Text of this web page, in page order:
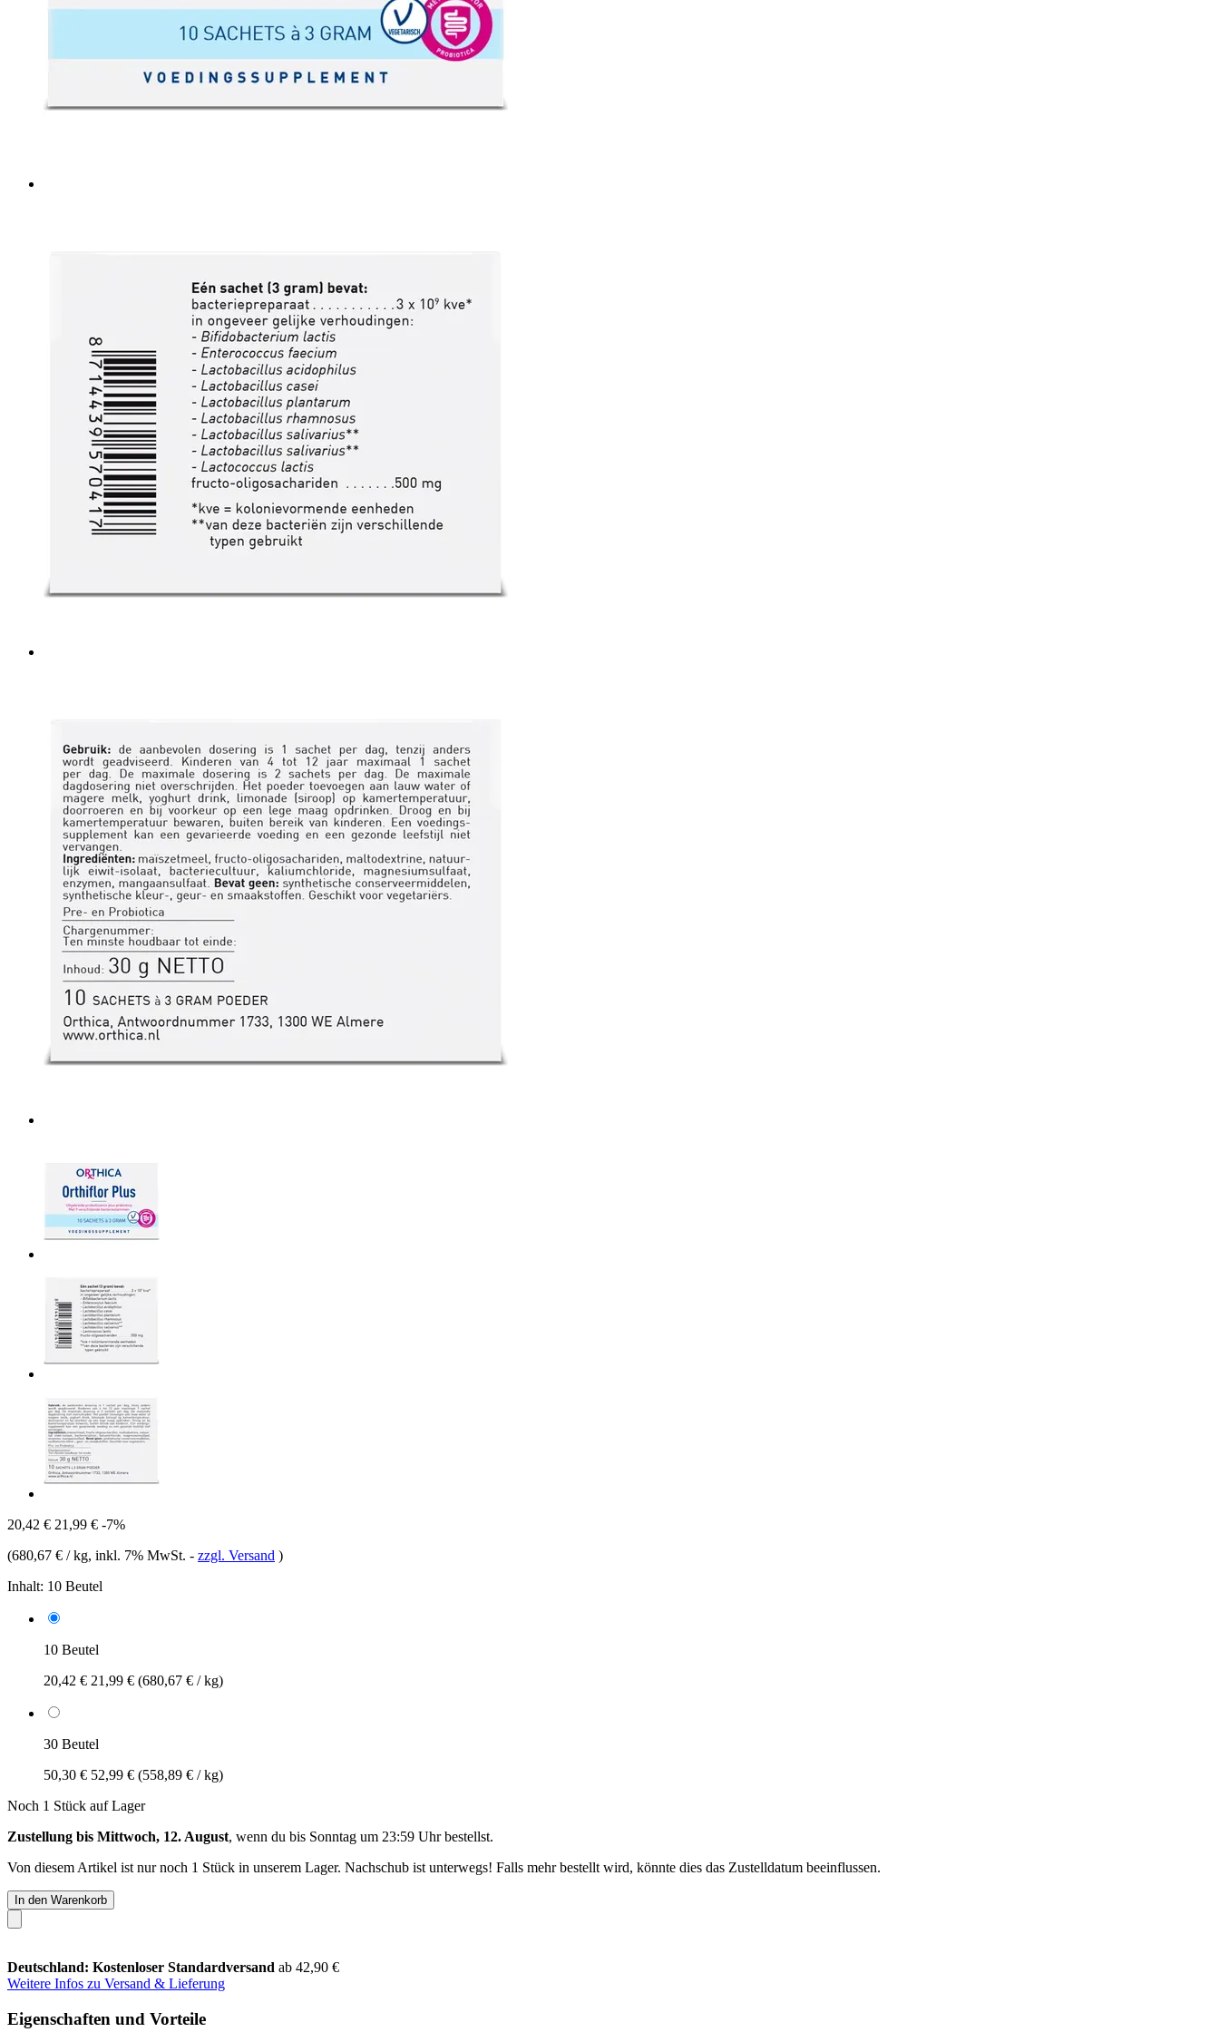
20,42 € 21,99 € -7%
(680,67 € / kg, inkl. 7% MwSt. - zzgl. Versand )
Inhalt: 10 Beutel
10 Beutel
20,42 € 21,99 € (680,67 € / kg)
30 Beutel
50,30 € 52,99 € (558,89 € / kg)
Noch 1 Stück auf Lager
Zustellung bis Mittwoch, 12. August, wenn du bis Sonntag um 23:59 Uhrbestellst.
Von diesem Artikel ist nur noch 1 Stück in unserem Lager. Nachschub ist unterwegs! Falls mehr bestellt wird, könnte dies das Zustelldatum beeinflussen.
In den Warenkorb
Deutschland: Kostenloser Standardversand ab 42,90 €
Weitere Infos zu Versand & Lieferung
Eigenschaften und Vorteile